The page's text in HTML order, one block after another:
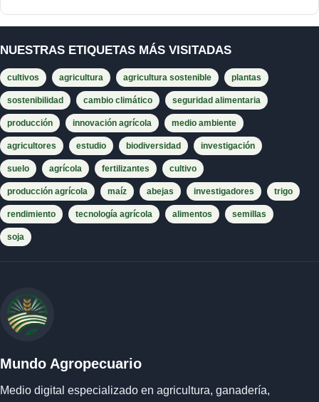
NUESTRAS ETIQUETAS MÁS VISITADAS
cultivos agricultura agricultura sostenible plantas
sostenibilidad cambio climático seguridad alimentaria
producción innovación agrícola medio ambiente
agricultores estudio biodiversidad investigación
suelo agrícola fertilizantes cultivo
producción agrícola maíz abejas investigadores trigo
rendimiento tecnología agrícola alimentos semillas
soja
Mundo Agropecuario
Medio digital especializado en agricultura, ganadería,